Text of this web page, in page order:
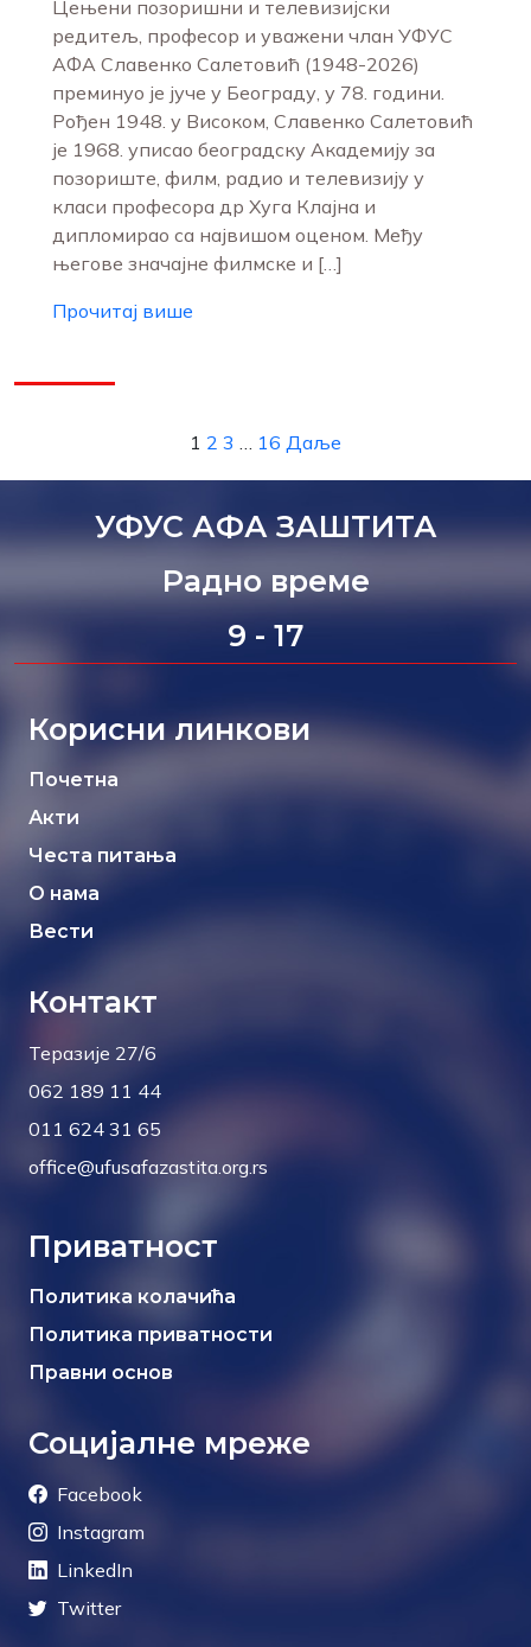
Цењени позоришни и телевизијски
редитељ, професор и уважени члан УФУС
АФА Славенко Салетовић (1948-2026)
преминуо је јуче у Београду, у 78. години.
Рођен 1948. у Високом, Славенко Салетовић
је 1968. уписао београдску Академију за
позориште, филм, радио и телевизију у
класи професора др Хуга Клајна и
дипломирао са највишом оценом. Међу
његове значајне филмске и […]
Прочитај више
1 2 3 16 Даље
УФУС АФА ЗАШТИТА
Радно време
9 - 17
Корисни линкови
Почетна
Акти
Честа питања
О нама
Вести
Контакт
Теразије 27/6
062 189 11 44
011 624 31 65
office@ufusafazastita.org.rs
Приватност
Политика колачића
Политика приватности
Правни основ
Социјалне мреже
Facebook
Instagram
LinkedIn
Twitter